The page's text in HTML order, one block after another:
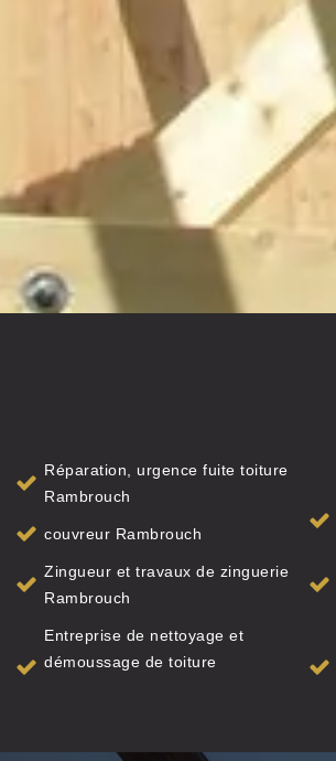
Réparation, urgence fuite toiture
Rambrouch
couvreur Rambrouch
Zingueur et travaux de zinguerie
Rambrouch
Entreprise de nettoyage et
démoussage de toiture